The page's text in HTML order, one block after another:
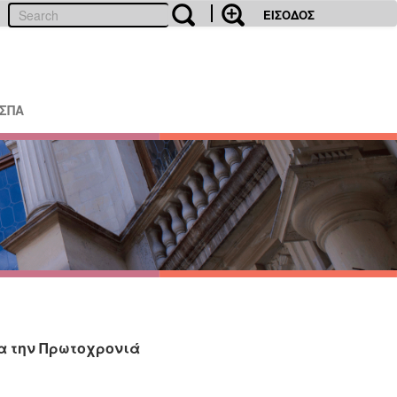
ΕΙΣΟΔΟΣ
την Πρωτοχρονιά